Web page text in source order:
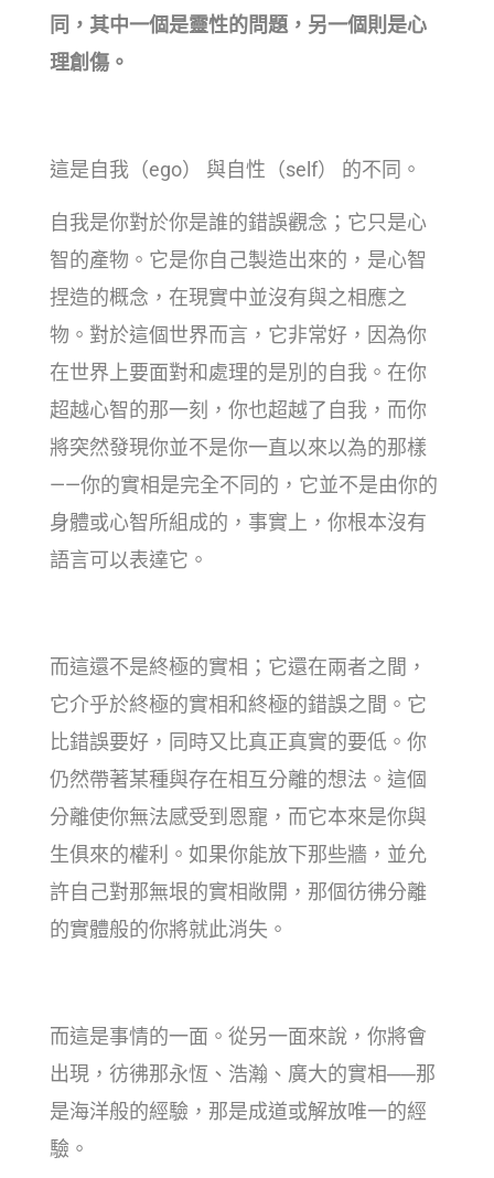
同，其中一個是靈性的問題，另一個則是心
理創傷。
這是自我（ego） 與自性（self） 的不同。
自我是你對於你是誰的錯誤觀念；它只是心
智的產物。它是你自己製造出來的，是心智
捏造的概念，在現實中並沒有與之相應之
物。對於這個世界而言，它非常好，因為你
在世界上要面對和處理的是別的自我。在你
超越心智的那一刻，你也超越了自我，而你
將突然發現你並不是你一直以來以為的那樣
——你的實相是完全不同的，它並不是由你的
身體或心智所組成的，事實上，你根本沒有
語言可以表達它。
而這還不是終極的實相；它還在兩者之間，
它介乎於終極的實相和終極的錯誤之間。它
比錯誤要好，同時又比真正真實的要低。你
仍然帶著某種與存在相互分離的想法。這個
分離使你無法感受到恩寵，而它本來是你與
生俱來的權利。如果你能放下那些牆，並允
許自己對那無垠的實相敞開，那個彷彿分離
的實體般的你將就此消失。
而這是事情的一面。從另一面來說，你將會
出現，彷彿那永恆、浩瀚、廣大的實相──那
是海洋般的經驗，那是成道或解放唯一的經
驗。